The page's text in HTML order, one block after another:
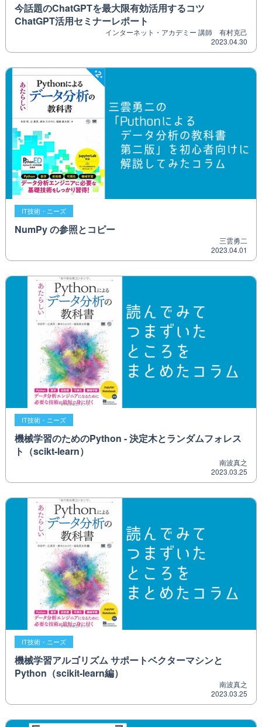
今話題のChatGPTを最大限有効活用するコツ
ChatGPT活用セミナーレポート
インターネット・アカデミー 講師 有村克己
2023.04.30
IT技術・ニーズ
NumPy の参照とコピー
三雲勇二
2023.04.01
IT技術・ニーズ
機械学習のためのPython - 決定木とランダムフォレス
ト（scikt-learn）
南波真之
2023.03.25
IT技術・ニーズ
機械学習アルゴリズム サポートベクターマシンと
Python（scikit-learn編）
南波真之
2023.03.25